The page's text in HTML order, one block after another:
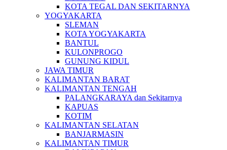
KOTA TEGAL DAN SEKITARNYA
YOGYAKARTA
SLEMAN
KOTA YOGYAKARTA
BANTUL
KULONPROGO
GUNUNG KIDUL
JAWA TIMUR
KALIMANTAN BARAT
KALIMANTAN TENGAH
PALANGKARAYA dan Sekitarnya
KAPUAS
KOTIM
KALIMANTAN SELATAN
BANJARMASIN
KALIMANTAN TIMUR